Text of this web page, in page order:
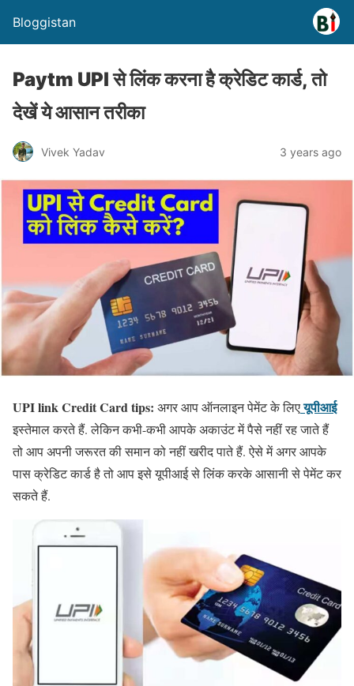
Bloggistan
Paytm UPI से लिंक करना है क्रेडिट कार्ड, तो
देखें ये आसान तरीका
Vivek Yadav 3 years ago
UPI link Credit Card tips: अगर आप ऑनलाइन पेमेंट के लिएयूपीआई
इस्तेमाल करते हैं. लेकिन कभी-कभी आपके अकाउंट में पैसे नहीं रह जाते हैं
तो आप अपनी जरूरत की समान को नहीं खरीद पाते हैं. ऐसे में अगर आपके
पास क्रेडिट कार्ड है तो आप इसे यूपीआई से लिंक करके आसानी से पेमेंट कर
सकते हैं.